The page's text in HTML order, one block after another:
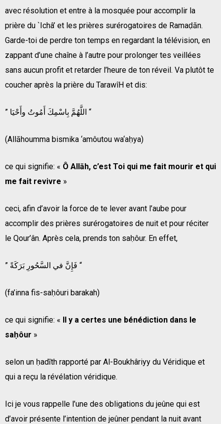
avec résolution et entre à la mosquée pour accomplir la
prière du `Ichâ’ et les prières surérogatoires de Ramaḍān.
Garde-toi de perdre ton temps en regardant la télévision, en
zappant d’une chaîne à l’autre pour prolonger tes veillées
sans aucun profit et retarder l’heure de ton réveil. Va plutôt te
coucher après la prière du TarawîH et dis:
” اللَّهُمَّ بِاسْمِكَ أَمُوتُ وأَحْيَا “
(Allāhoumma bismika ‘amôutou wa‘aḥya)
ce qui signifie: « Ô Allāh, c’est Toi qui me fait mourir et qui
me fait revivre »
ceci, afin d’avoir la force de te lever avant l’aube pour
accomplir des prières surérogatoires de nuit et pour réciter
le Qour’ân. Après cela, prends ton saḥôur. En effet,
” فَإِنَّ في السَّحُورِ بَرَكَةً “
(fa’inna fis-saḥôuri barakah)
ce qui signifie: « Il y a certes une bénédiction dans le
saḥôur »
selon un ḥadīth rapporté par Al-Boukhâriyy du Véridique et
qui a reçu la révélation véridique.
Ici je vous rappelle l’une des obligations du jeûne qui est
d’avoir présente l’intention de jeûner pendant la nuit avant